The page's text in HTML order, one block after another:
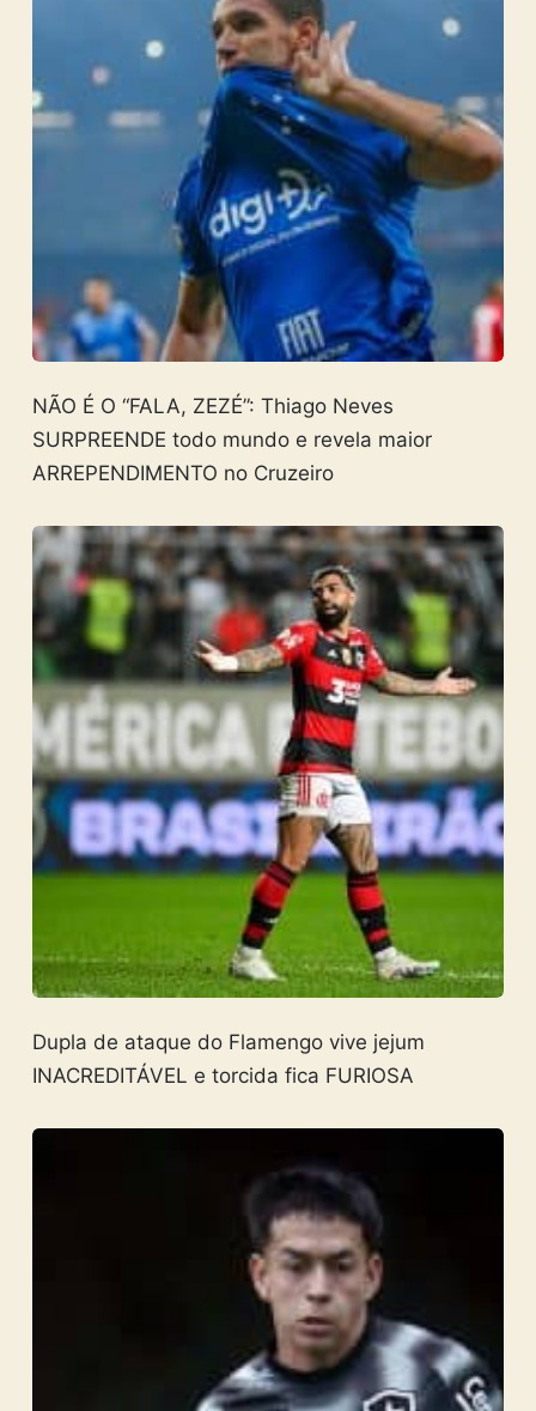
NÃO É O “FALA, ZEZÉ”: Thiago Neves
SURPREENDE todo mundo e revela maior
ARREPENDIMENTO no Cruzeiro
Dupla de ataque do Flamengo vive jejum
INACREDITÁVEL e torcida fica FURIOSA